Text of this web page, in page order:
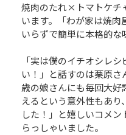
焼肉のたれ×トマトケチ
います。「わが家は焼
いらずで簡単に本格的な
「実は僕のイチオシレ
い！」と話すのは栗原
歳の娘さんにも毎回大
えるという意外性もあ
した！」と嬉しいコメ
らっしゃいました。